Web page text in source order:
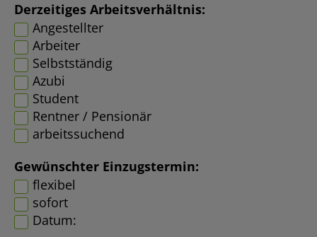
Derzeitiges Arbeitsverhältnis:
Angestellter
Arbeiter
Selbstständig
Azubi
Student
Rentner / Pensionär
arbeitssuchend
Gewünschter Einzugstermin:
flexibel
sofort
Datum: